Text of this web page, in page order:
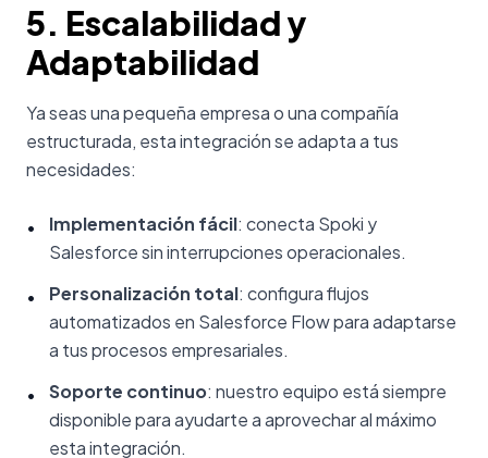
5. Escalabilidad y
Adaptabilidad
Ya seas una pequeña empresa o una compañía
estructurada, esta integración se adapta a tus
necesidades:
• Implementación fácil: conecta Spoki y
Salesforce sin interrupciones operacionales.
•
Personalización total: configura flujos
automatizados en Salesforce Flow para adaptarse
a tus procesos empresariales.
•
Soporte continuo: nuestro equipo está siempre
disponible para ayudarte a aprovechar al máximo
esta integración.